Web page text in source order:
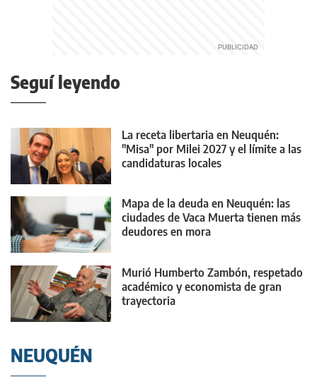
Seguí leyendo
La receta libertaria en Neuquén:
"Misa" por Milei 2027 y el límite a las
candidaturas locales
Mapa de la deuda en Neuquén: las
ciudades de Vaca Muerta tienen más
deudores en mora
Murió Humberto Zambón, respetado
académico y economista de gran
trayectoria
NEUQUÉN